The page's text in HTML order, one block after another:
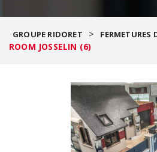
GROUPE RIDORET > FERMETURES
ROOM JOSSELIN (6)